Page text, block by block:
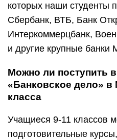
которых наши студенты
Сбербанк, ВТБ, Банк
Интеркоммерцбанк,
и другие крупные банки
Можно ли поступить
«Банковское дело» в
класса
Учащиеся 9-11 классов
подготовительные